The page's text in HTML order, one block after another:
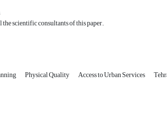
scientific consultants of this paper.
Physical Quality Access to Urban Services